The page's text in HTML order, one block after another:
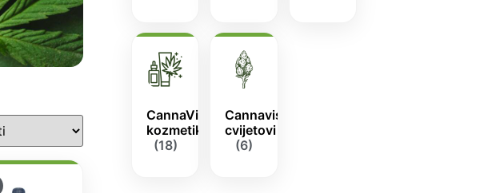
CannaVis
kozmetika
(18)
Cannavis
cvijetovi
(6)